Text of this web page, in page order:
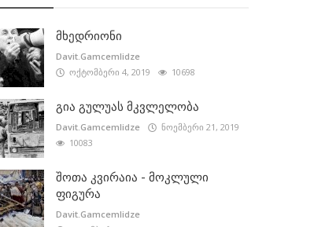
მხედრიონი
Davit.Gamcemlidze
ოქტომბერი 4, 2019
10698
გია გულუას მკვლელობა
Davit.Gamcemlidze
ნოემბერი 21, 2019
10083
შოთა კვირაია - მოკლული
ფიგურა
Davit.Gamcemlidze